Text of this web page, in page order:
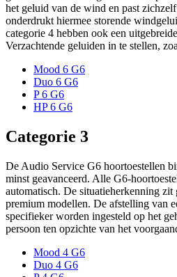
het geluid van de wind en past
onderdrukt hiermee storende
categorie 4 hebben ook een
Verzachtende geluiden in te stellen,
Mood 6 G6
Duo 6 G6
P 6 G6
HP 6 G6
Categorie 3
De Audio Service G6 hoortoestellen
minst geavanceerd. Alle G6-
automatisch. De situatieherkenning
premium modellen. De afstelling van
specifieker worden ingesteld op het
persoon ten opzichte van het
Mood 4 G6
Duo 4 G6